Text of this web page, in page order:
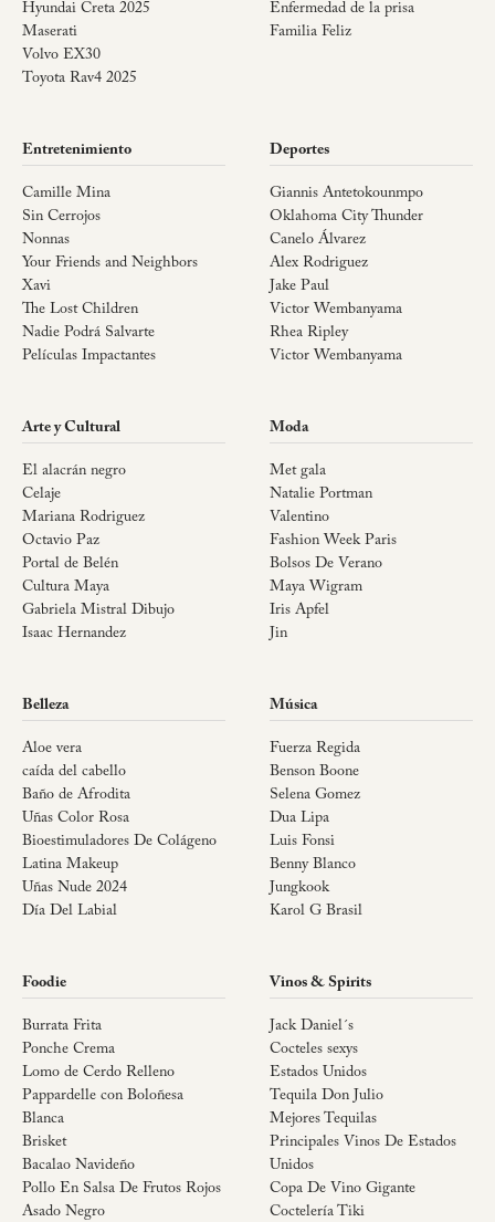
Hyundai Creta 2025
Maserati
Volvo EX30
Toyota Rav4 2025
Enfermedad de la prisa
Familia Feliz
Entretenimiento
Camille Mina
Sin Cerrojos
Nonnas
Your Friends and Neighbors
Xavi
The Lost Children
Nadie Podrá Salvarte
Películas Impactantes
Deportes
Giannis Antetokounmpo
Oklahoma City Thunder
Canelo Álvarez
Alex Rodriguez
Jake Paul
Victor Wembanyama
Rhea Ripley
Victor Wembanyama
Arte y Cultural
El alacrán negro
Celaje
Mariana Rodriguez
Octavio Paz
Portal de Belén
Cultura Maya
Gabriela Mistral Dibujo
Isaac Hernandez
Moda
Met gala
Natalie Portman
Valentino
Fashion Week Paris
Bolsos De Verano
Maya Wigram
Iris Apfel
Jin
Belleza
Aloe vera
caída del cabello
Baño de Afrodita
Uñas Color Rosa
Bioestimuladores De Colágeno
Latina Makeup
Uñas Nude 2024
Día Del Labial
Música
Fuerza Regida
Benson Boone
Selena Gomez
Dua Lipa
Luis Fonsi
Benny Blanco
Jungkook
Karol G Brasil
Foodie
Burrata Frita
Ponche Crema
Lomo de Cerdo Relleno
Pappardelle con Boloñesa
Blanca
Brisket
Bacalao Navideño
Pollo En Salsa De Frutos Rojos
Asado Negro
Vinos & Spirits
Jack Daniel´s
Cocteles sexys
Estados Unidos
Tequila Don Julio
Mejores Tequilas
Principales Vinos De Estados
Unidos
Copa De Vino Gigante
Coctelería Tiki